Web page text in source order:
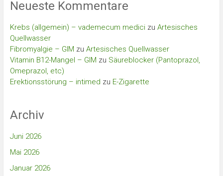
Neueste Kommentare
Krebs (allgemein) – vademecum medicizu Artesisches
Quellwasser
Fibromyalgie – GIM zu Artesisches Quellwasser
Vitamin B12-Mangel – GIM zu Säureblocker (Pantoprazol,
Omeprazol, etc)
Erektionsstörung – intimed zu E-Zigarette
Archiv
Juni 2026
Mai 2026
Januar 2026